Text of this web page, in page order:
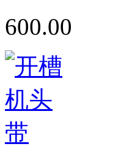
600.00